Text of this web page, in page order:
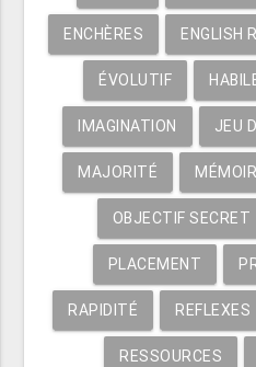
ENCHÈRES ENGLISH
ÉVOLUTIF
IMAGINATION JEU
MAJORITÉ
OBJECTIF SECRET
PLACEMENT
RAPIDITÉ REFLEXES
RESSOURCES